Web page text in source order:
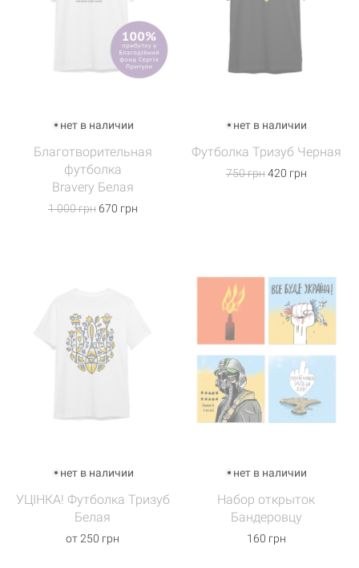
нет в наличии
Благотворительная
футболка
Bravery Белая
1 000 грн670 грн
нет в наличии
Футболка Тризуб Черная
750 грн420 грн
нет в наличии
УЦІНКА! Футболка Тризуб
Белая
от 250 грн
нет в наличии
Набор открыток
Бандеровцу
160 грн